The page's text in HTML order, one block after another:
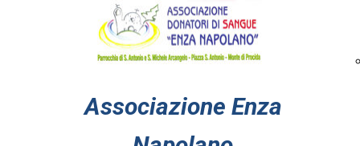
Associazione Enza